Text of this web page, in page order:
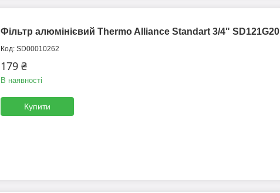
Фільтр алюмінієвий Thermo Alliance Standart 3/4" SD121G20
SD00010262
179 ₴
В наявності
Купити